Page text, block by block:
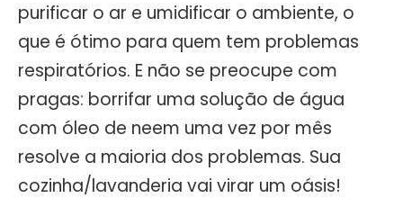
purificar o ar e umidificar o ambiente, o
que é ótimo para quem tem problemas
respiratórios. E não se preocupe com
pragas: borrifar uma solução de água
com óleo de neem uma vez por mês
resolve a maioria dos problemas. Sua
cozinha/lavanderia vai virar um oásis!